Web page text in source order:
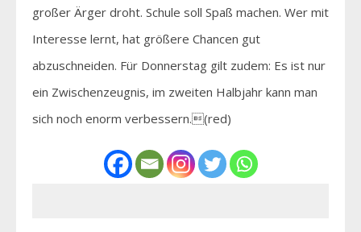
großer Ärger droht. Schule soll Spaß machen. Wer mit
Interesse lernt, hat größere Chancen gut
abzuschneiden. Für Donnerstag gilt zudem: Es ist nur
ein Zwischenzeugnis, im zweiten Halbjahr kann man
sich noch enorm verbessern.(red)